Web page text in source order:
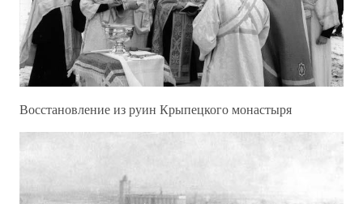
Восстановление из руин Крыпецкого монастыря